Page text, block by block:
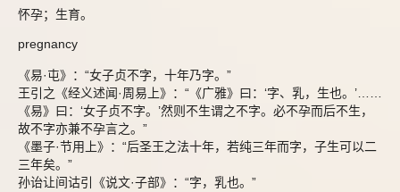
怀孕；生育。
pregnancy
《易·屯》：“女子贞不字，十年乃字。”
王引之《经义述闻·周易上》：“《广雅》曰：‘字、乳，生也。’……
《易》曰：‘女子贞不字。’然则不生谓之不字。必不孕而后不生，
故不字亦兼不孕言之。”
《墨子·节用上》：“后圣王之法十年，若纯三年而字，子生可以二
三年矣。”
孙诒让间诂引《说文·子部》：“字，乳也。”